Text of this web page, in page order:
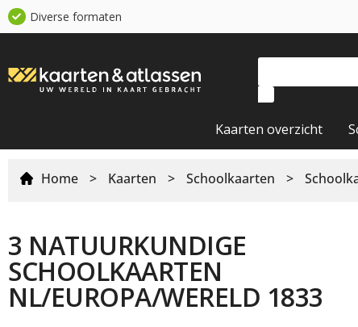
Diverse formaten
Kaarten overzicht
Home > Kaarten > Schoolkaarten >
3 NATUURKUNDIGE
SCHOOLKAARTEN
NL/EUROPA/WERELD 1833